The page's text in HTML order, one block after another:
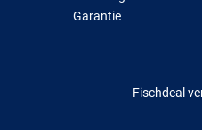
Garantie
Fischdeal